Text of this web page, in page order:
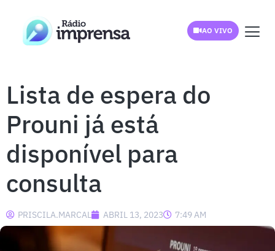
AO VIVO
Lista de espera do
Prouni já está
disponível para
consulta
PRISCILA.MARCAL ABRIL 13, 2023 7:49 AM